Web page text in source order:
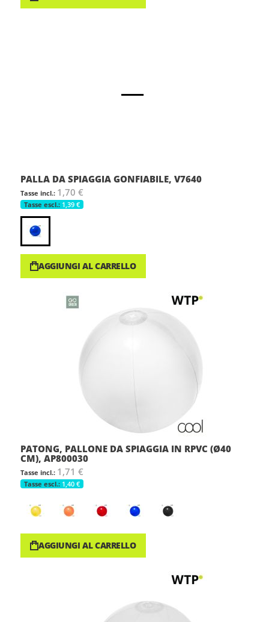
PALLA DA SPIAGGIA GONFIABILE, V7640
1,70 €
1,39 €
AGGIUNGI AL CARRELLO
PATONG, PALLONE DA SPIAGGIA IN RPVC (Ø40
CM), AP800030
1,71 €
1,40 €
AGGIUNGI AL CARRELLO